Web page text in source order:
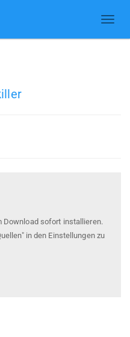
Download sofort installieren.
in den Einstellungen zu